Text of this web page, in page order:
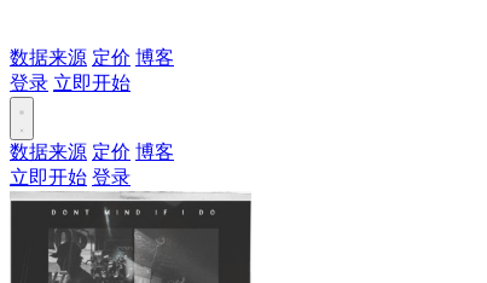
数据来源 定价 博客
登录 立即开始
数据来源 定价 博客
立即开始 登录